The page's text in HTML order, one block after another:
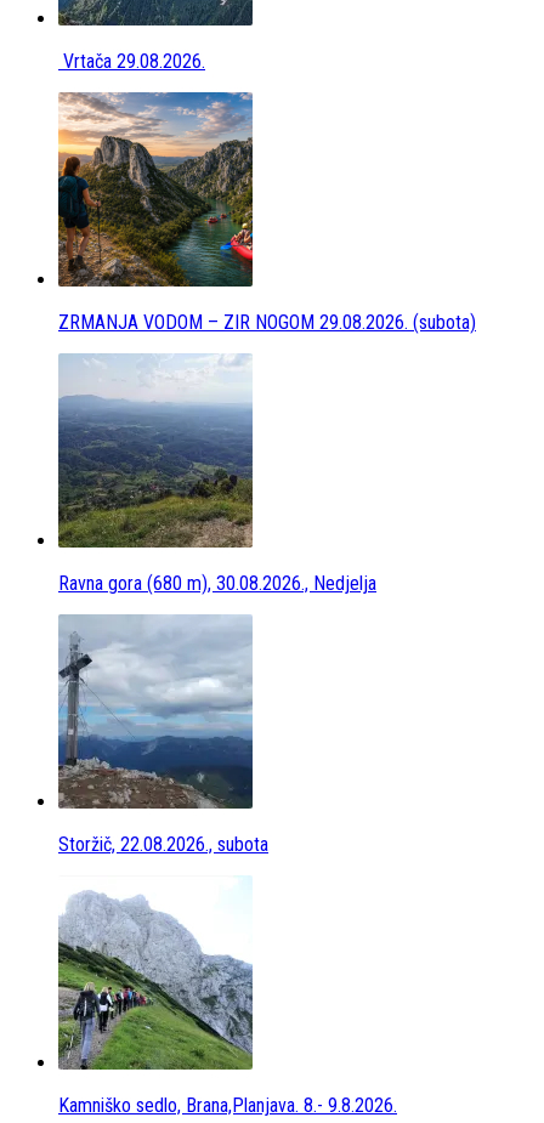
Vrtača 29.08.2026.
ZRMANJA VODOM – ZIR NOGOM 29.08.2026. (subota)
Ravna gora (680 m), 30.08.2026., Nedjelja
Storžič, 22.08.2026., subota
Kamniško sedlo, Brana,Planjava. 8.- 9.8.2026.